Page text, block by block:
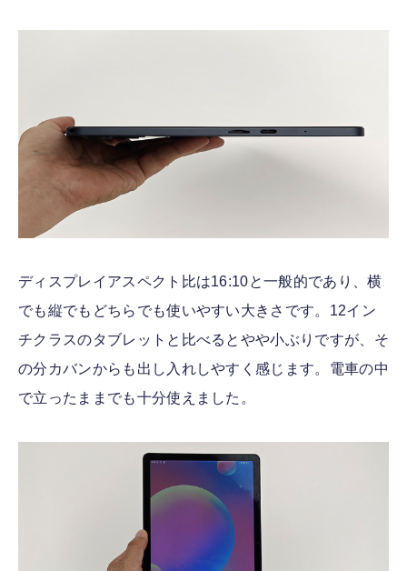
ディスプレイアスペクト比は16:10と一般的であり、横
でも縦でもどちらでも使いやすい大きさです。12イン
チクラスのタブレットと比べるとやや小ぶりですが、そ
の分カバンからも出し入れしやすく感じます。電車の中
で立ったままでも十分使えました。